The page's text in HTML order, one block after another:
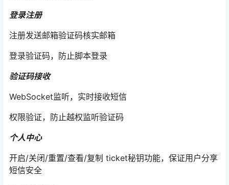
登录注册
注册发送邮箱验证码核实邮箱
登录验证码，防止脚本登录
验证码接收
WebSocket监听，实时接收短信
权限验证，防止越权监听验证码
个人中心
开启/关闭/重置/查看/复制 ticket秘钥功能，保证用户分享
短信安全